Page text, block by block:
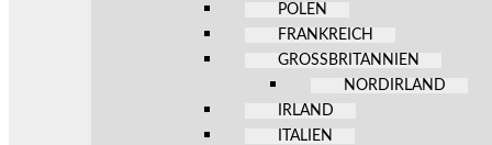
POLEN
FRANKREICH
GROSSBRITANNIEN
NORDIRLAND
IRLAND
ITALIEN